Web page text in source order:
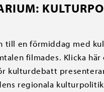
till en förmiddag med
filmades. Klicka
kulturdebatt
regionala